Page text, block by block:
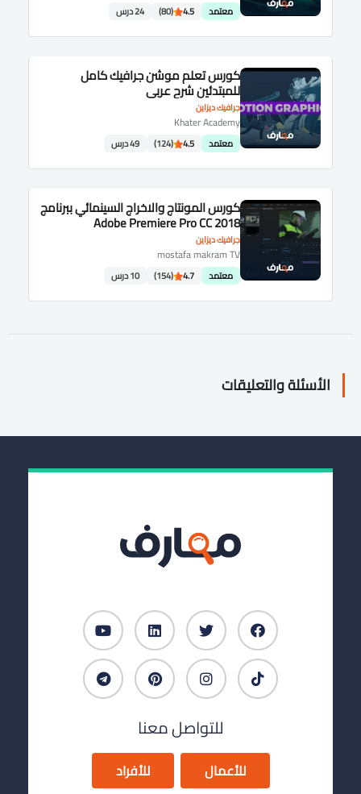
معتمد 4.5
(80) 24 درس
جرافيك ديزاين
كورس تعلم موشن جرافيك كامل
للمبتدئين شرح عربى
Khater Academy
معتمد 4.5
(124) 49 درس
جرافيك ديزاين
كورس المونتاج والاخراج السينمائي ببرنامج
Adobe Premiere Pro CC 2018
mostafa makram TV
معتمد 4.7
(154) 10 درس
الأسئلة والتعليقات
للتواصل معنا
للأعمال للأفراد